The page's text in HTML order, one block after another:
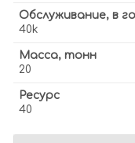
Обслуживание, в
40k
Масса, тонн
20
Ресурс
40